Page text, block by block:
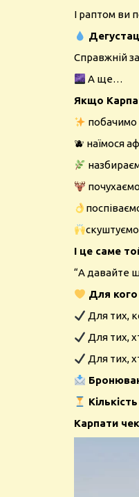
І раптом ви
Справжній
А ще…
Якщо
побачимо
🫐 наїмося
І це саме
“А давайте
Для кого
Для тих,
Для тих,
Для тих,
Карпати